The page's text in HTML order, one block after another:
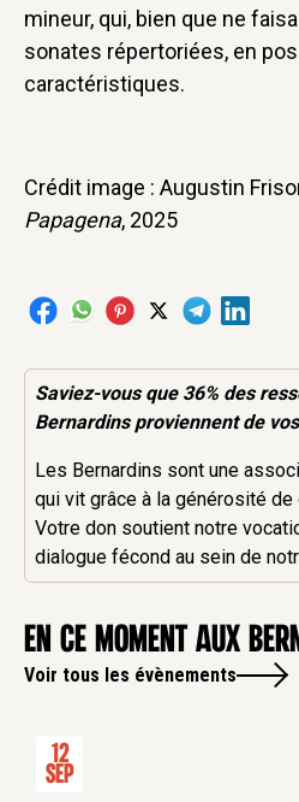
mineur, qui, bien que ne
sonates répertoriées, en
caractéristiques.
Crédit image : Augustin
Papagena, 2025
Saviez-vous que 36% des
Bernardins proviennent de
Les Bernardins sont une
qui vit grâce à la générosité de
Votre don soutient notre
dialogue fécond au sein de
en ce moment aux
Voir tous les évènements
12
Sep